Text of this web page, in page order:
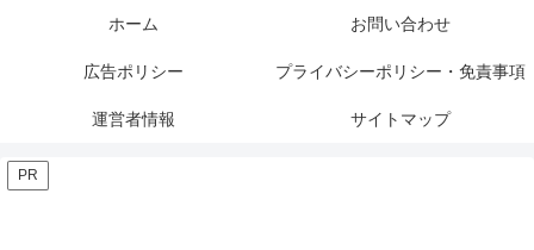
ホーム お問い合わせ
広告ポリシー プライバシーポリシー・免責事項
運営者情報 サイトマップ
PR